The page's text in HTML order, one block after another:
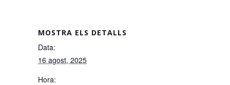
MOSTRA ELS DETALLS
Data:
16 agost, 2025
Hora: